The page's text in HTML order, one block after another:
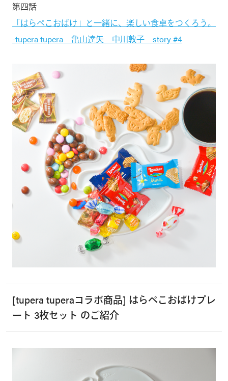
第四話
「はらぺこおばけ」と一緒に、楽しい食卓をつくろう。
-tupera tupera 亀山達矢 中川敦子 story #4
[tupera tuperaコラボ商品] はらぺこおばけプレ
ート 3枚セット のご紹介